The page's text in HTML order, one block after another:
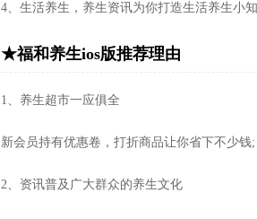
4、生活养生，养生资讯为你打造生活养生小知
★福和养生ios版推荐理由
1、养生超市一应俱全
新会员持有优惠卷，打折商品让你省下不少钱;
2、资讯普及广大群众的养生文化